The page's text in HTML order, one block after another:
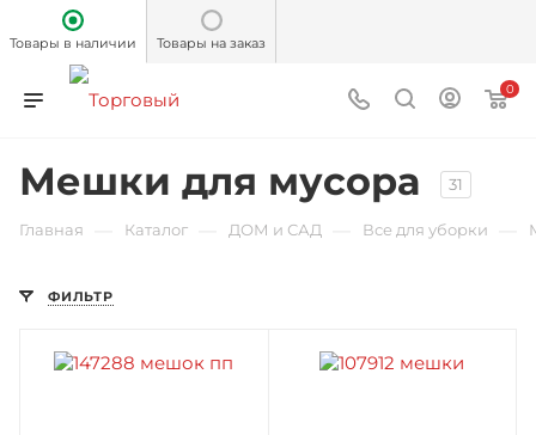
Товары в наличии Товары на заказ
0
Мешки для мусора 31
Главная Каталог ДОМ и САД Все для уборки
ФИЛЬТР